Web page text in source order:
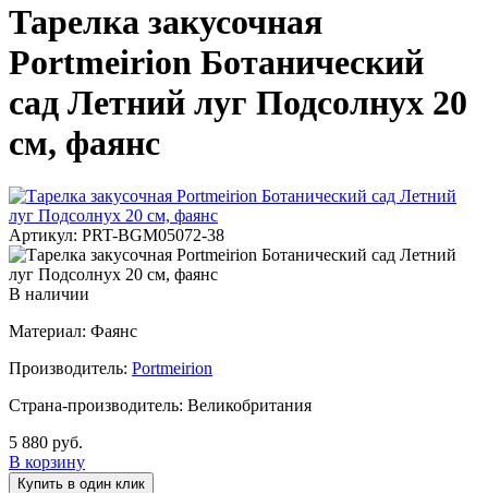
Тарелка закусочная
Portmeirion Ботанический
сад Летний луг Подсолнух 20
см, фаянс
Артикул: PRT-BGM05072-38
В наличии
Материал: Фаянс
Производитель: Portmeirion
Страна-производитель: Великобритания
5 880 руб.
В корзину
Купить в один клик